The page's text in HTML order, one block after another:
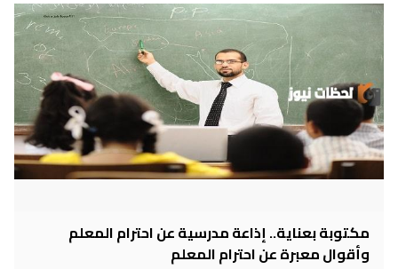
مكتوبة بعناية.. إذاعة مدرسية عن احترام المعلم
وأقوال معبرة عن احترام المعلم